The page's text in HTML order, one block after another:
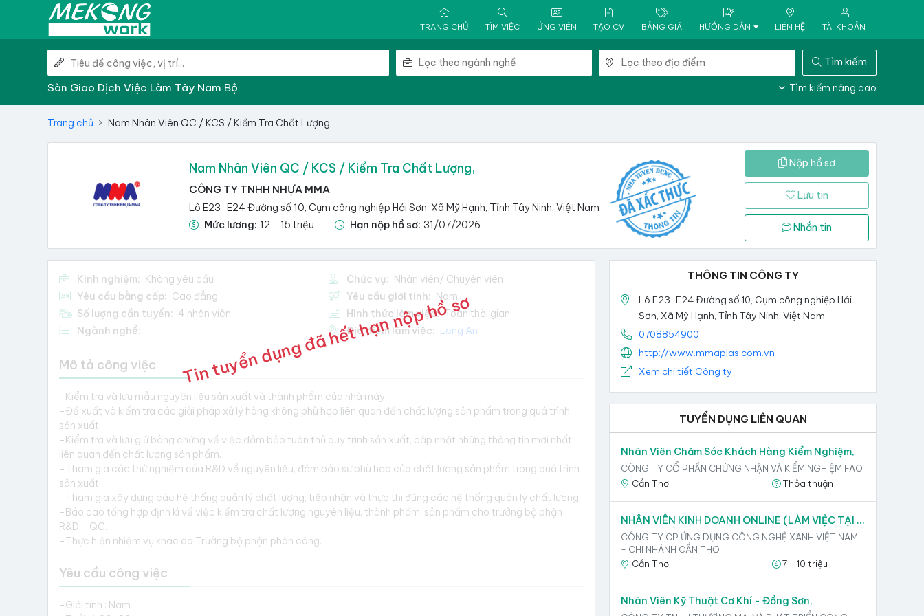
TRANG CHỦ TÌM VIỆC ỨNG VIÊN TẠO CV BẢNG GIÁ HƯỚNG DẪN LIÊN HỆ TÀI KHOẢN
Tìm kiếm
Sàn Giao Dịch Việc Làm Tây Nam Bộ Tìm kiếm nâng cao
Trang chủ Nam Nhân Viên QC / KCS / Kiểm Tra Chất Lượng,
Nam Nhân Viên QC / KCS / Kiểm Tra Chất Lượng,
CÔNG TY TNHH NHỰA MMA
Lô E23-E24 Đường số 10, Cụm công nghiệp Hải Sơn, Xã Mỹ Hạnh, Tỉnh Tây Ninh, Việt Nam
Mức lương: 12 - 15 triệu Hạn nộp hồ sơ: 31/07/2026
Nộp hồ sơ
Lưu tin
Nhắn tin
Kinh nghiệm: Không yêu cầu Chức vụ: Nhân viên/ Chuyên viên
Yêu cầu bằng cấp: Cao đẳng Yêu cầu giới tính: Nam
Số lượng cần tuyển: 4 nhân viên Hình thức làm việc: Toàn thời gian
Ngành nghề:
Địa điểm làm việc: Long An
Mô tả công việc
-Kiểm tra và lưu mẫu nguyên liệu sản xuất và thành phẩm của nhà máy.
-Đề xuất và kiểm tra các giải pháp xử lý hàng không phù hợp liên quan đến chất lượng sản phẩm trong quá trình
sản xuất.
-Kiểm tra và lưu giữ bằng chứng về việc đảm bảo tuân thủ quy trình sản xuất, cập nhật những thông tin mới nhất
liên quan đến chất lượng sản phẩm.
-Tham gia các thử nghiệm của R&D về nguyên liệu, đảm bảo sự phù hợp của chất lượng sản phẩm trong quá trình
sản xuất.
-Tham gia xây dựng các hệ thống quản lý chất lượng, tiếp nhận và thực thi đúng các hệ thống quản lý chất lượng.
-Báo cáo tổng hợp định kì về việc kiểm tra chất lượng nguyên liệu, thành phẩm, sản phẩm cho trưởng bộ phận
R&D - QC.
-Thực hiện nhiệm vụ khác do Trưởng bộ phận phân công.
Yêu cầu công việc
-Giới tính : Nam
Tin tuyển dụng đã hết hạn nộp hồ sơ
THÔNG TIN CÔNG TY
Lô E23-E24 Đường số 10, Cụm công nghiệp Hải
Sơn, Xã Mỹ Hạnh, Tỉnh Tây Ninh, Việt Nam
0708854900
http://www.mmaplas.com.vn
Xem chi tiết Công ty
TUYỂN DỤNG LIÊN QUAN
Nhân Viên Chăm Sóc Khách Hàng Kiểm Nghiệm,
CÔNG TY CỔ PHẦN CHỨNG NHẬN VÀ KIỂM NGHIỆM FAO
Cần Thơ
Thỏa thuận
NHÂN VIÊN KINH DOANH ONLINE (LÀM VIỆC TẠI VĂN PHÒNG),
CÔNG TY CP ỨNG DỤNG CÔNG NGHỆ XANH VIỆT NAM
- CHI NHÁNH CẦN THƠ
Cần Thơ
7 - 10 triệu
Nhân Viên Kỹ Thuật Cơ Khí - Đồng Sơn,